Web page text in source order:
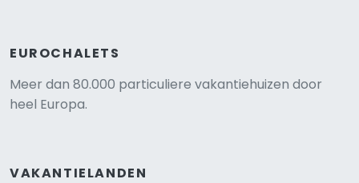
EUROCHALETS
Meer dan 80.000 particuliere vakantiehuizen door
heel Europa.
VAKANTIELANDEN